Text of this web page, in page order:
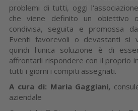
problemi di tutti, oggi
che viene definito un obiettivo
condivisa, seguita e promossa
Eventi favorevoli o devastanti si
quindi l'unica soluzione è di
affrontarli rispondere con il proprio
tutti i giorni i compiti assegnati.
A cura di: Maria Gaggiani,
aziendale